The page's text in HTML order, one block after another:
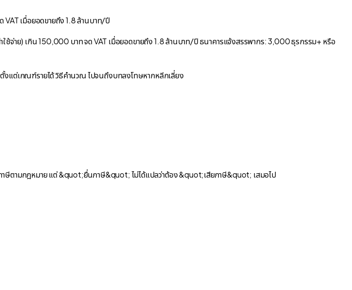
VAT เมื่อยอดขายถึง 1.8 ล้านบาท/ปี
จ่าย) เกิน 150,000 บาท จด VAT เมื่อยอดขายถึง 1.8 ล้านบาท/ปี ธนาคารแจ้งสรรพากร: 3,000 ธุรกรรม+ หรือ
งแต่เกณฑ์รายได้ วิธีคำนวณ ไปจนถึงบทลงโทษหากหลีกเลี่ยง
ษีตามกฎหมาย แต่ &quot;ยื่นภาษี&quot; ไม่ได้แปลว่าต้อง &quot;เสียภาษี&quot; เสมอไป